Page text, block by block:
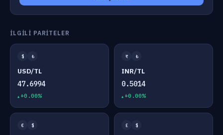
İLGILI PARITELER
$ ₺
USD/TL
47.6994
+0.00%
₹ ₺
INR/TL
0.5014
+0.00%
€ $ £ $